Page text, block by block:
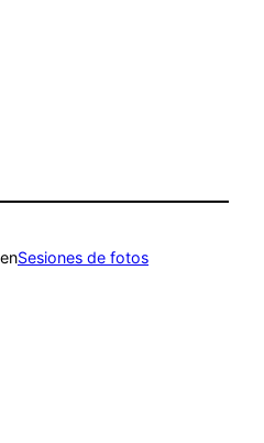
enSesiones de fotos